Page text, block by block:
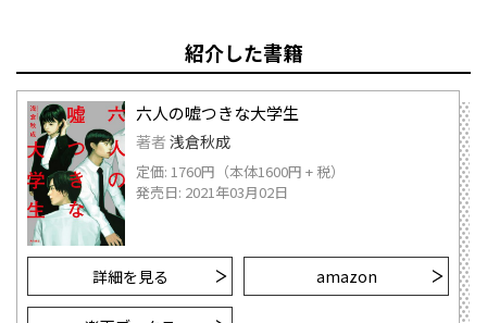
紹介した書籍
六人の嘘つきな大学生
著者 浅倉秋成
定価: 1760円（本体1600円 + 税）
発売日: 2021年03月02日
詳細を見る amazon